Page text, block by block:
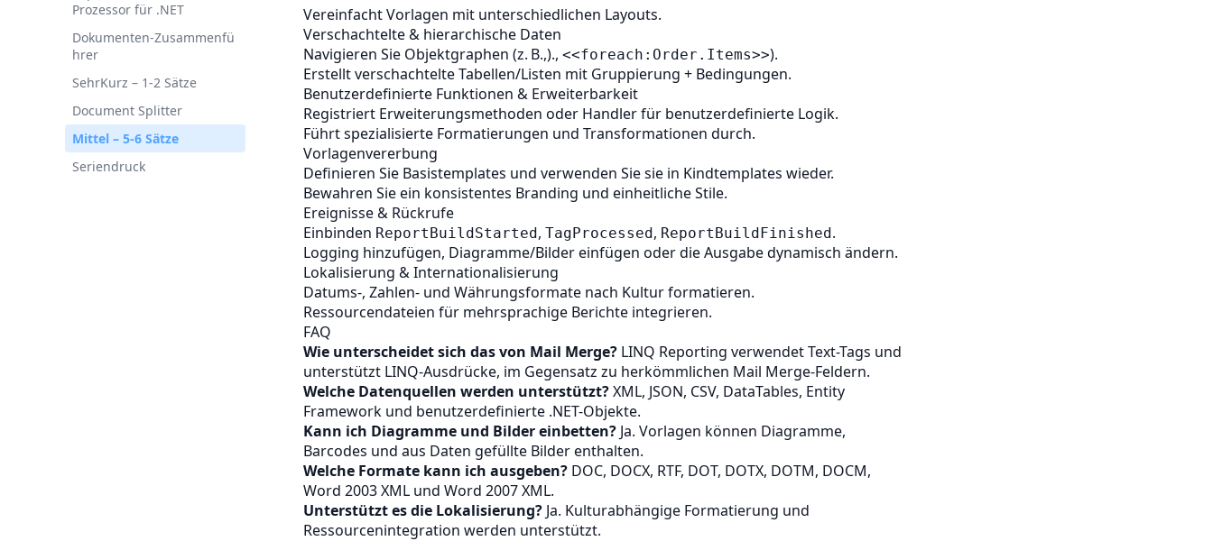
Prozessor für .NET
Dokumenten‑Zusammenfü
hrer
SehrKurz – 1-2 Sätze
Document Splitter
Mittel – 5-6 Sätze
Seriendruck
Vereinfacht Vorlagen mit unterschiedlichen Layouts.
Verschachtelte & hierarchische Daten
Navigieren Sie Objektgraphen (z. B.,)., <<foreach:Order.Items>>).
Erstellt verschachtelte Tabellen/Listen mit Gruppierung + Bedingungen.
Benutzerdefinierte Funktionen & Erweiterbarkeit
Registriert Erweiterungsmethoden oder Handler für benutzerdefinierte Logik.
Führt spezialisierte Formatierungen und Transformationen durch.
Vorlagenvererbung
Definieren Sie Basistemplates und verwenden Sie sie in Kindtemplates wieder.
Bewahren Sie ein konsistentes Branding und einheitliche Stile.
Ereignisse & Rückrufe
Einbinden ReportBuildStarted, TagProcessed, ReportBuildFinished.
Logging hinzufügen, Diagramme/Bilder einfügen oder die Ausgabe dynamisch ändern.
Lokalisierung & Internationalisierung
Datums-, Zahlen- und Währungsformate nach Kultur formatieren.
Ressourcendateien für mehrsprachige Berichte integrieren.
FAQ
Wie unterscheidet sich das von Mail Merge? LINQ Reporting verwendet Text-Tags und
unterstützt LINQ-Ausdrücke, im Gegensatz zu herkömmlichen Mail Merge-Feldern.
Welche Datenquellen werden unterstützt?XML, JSON, CSV, DataTables, Entity
Framework und benutzerdefinierte .NET-Objekte.
Kann ich Diagramme und Bilder einbetten? Ja. Vorlagen können Diagramme,
Barcodes und aus Daten gefüllte Bilder enthalten.
Welche Formate kann ich ausgeben? DOC, DOCX, RTF, DOT, DOTX, DOTM, DOCM,
Word 2003 XML und Word 2007 XML.
Unterstützt es die Lokalisierung? Ja. Kulturabhängige Formatierung und
Ressourcenintegration werden unterstützt.